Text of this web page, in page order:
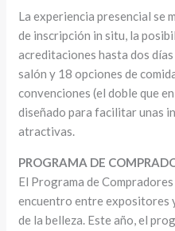
La experiencia presencial se
de inscripción in situ, la
acreditaciones hasta dos
salón y 18 opciones de
convenciones (el doble que
diseñado para facilitar unas
atractivas.
PROGRAMA DE
El Programa de
encuentro entre expositores
de la belleza. Este año, el